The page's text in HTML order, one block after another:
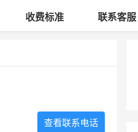
收费标准 联系客服
查看联系电话